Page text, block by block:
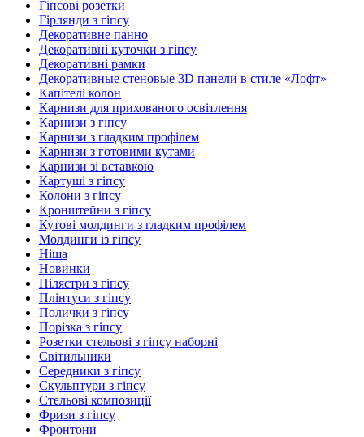
Гіпсові розетки
Гірлянди з гіпсу
Декоративне панно
Декоративні куточки з гіпсу
Декоративні рамки
Декоративные стеновые 3D панели в стиле «Лофт»
Капітелі колон
Карнизи для прихованого освітлення
Карнизи з гіпсу
Карнизи з гладким профілем
Карнизи з готовими кутами
Карнизи зі вставкою
Картуші з гіпсу
Колони з гіпсу
Кронштейни з гіпсу
Кутові молдинги з гладким профілем
Молдинги із гіпсу
Ніша
Новинки
Пілястри з гіпсу
Плінтуси з гіпсу
Полички з гіпсу
Порізка з гіпсу
Розетки стельові з гіпсу наборні
Світильники
Середники з гіпсу
Скульптури з гіпсу
Стельові композиції
Фризи з гіпсу
Фронтони